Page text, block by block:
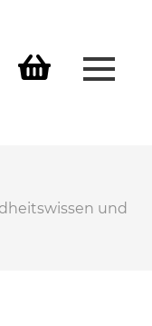
und